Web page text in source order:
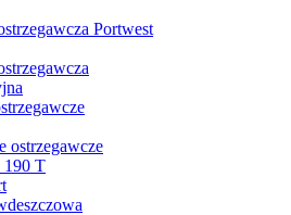
Portwest
ostrzegawcze
190 T